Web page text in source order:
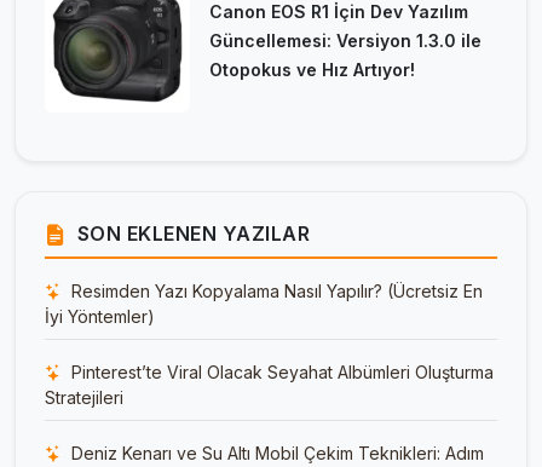
Canon EOS R1 İçin Dev Yazılım
Güncellemesi: Versiyon 1.3.0 ile
Otopokus ve Hız Artıyor!
SON EKLENEN YAZILAR
Resimden Yazı Kopyalama Nasıl Yapılır? (Ücretsiz En
İyi Yöntemler)
Pinterest’te Viral Olacak Seyahat Albümleri Oluşturma
Stratejileri
Deniz Kenarı ve Su Altı Mobil Çekim Teknikleri: Adım